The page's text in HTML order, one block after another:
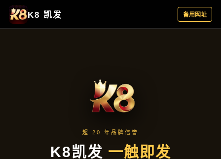
产品介绍
首页 产品介绍